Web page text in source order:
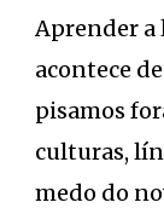
Aprender a
acontece
pisamos
culturas,
medo do